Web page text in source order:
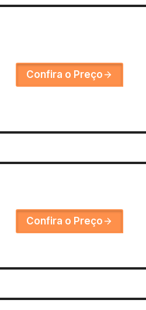
Confira o Preço
Confira o Preço